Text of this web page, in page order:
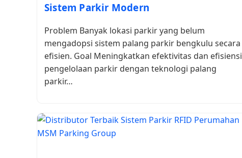
Sistem Parkir Modern
Problem Banyak lokasi parkir yang belum
mengadopsi sistem palang parkir bengkulu secara
efisien. Goal Meningkatkan efektivitas dan efisiensi
pengelolaan parkir dengan teknologi palang
parkir…